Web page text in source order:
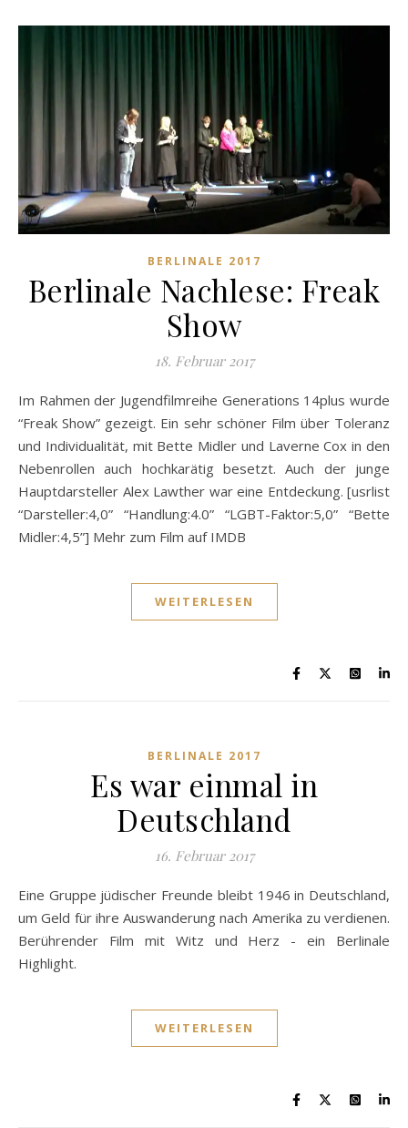
BERLINALE 2017
Berlinale Nachlese: Freak
Show
18. Februar 2017
Im Rahmen der Jugendfilmreihe Generations 14plus wurde
“Freak Show” gezeigt. Ein sehr schöner Film über Toleranz
und Individualität, mit Bette Midler und Laverne Cox in den
Nebenrollen auch hochkarätig besetzt. Auch der junge
Hauptdarsteller Alex Lawther war eine Entdeckung. [usrlist
“Darsteller:4,0” “Handlung:4.0” “LGBT-Faktor:5,0” “Bette
Midler:4,5”] Mehr zum Film auf IMDB
WEITERLESEN
BERLINALE 2017
Es war einmal in
Deutschland
16. Februar 2017
Eine Gruppe jüdischer Freunde bleibt 1946 in Deutschland,
um Geld für ihre Auswanderung nach Amerika zu verdienen.
Berührender Film mit Witz und Herz - ein Berlinale
Highlight.
WEITERLESEN